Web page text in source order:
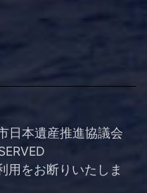
日本遺産推進協議会
用をお断りいたしま